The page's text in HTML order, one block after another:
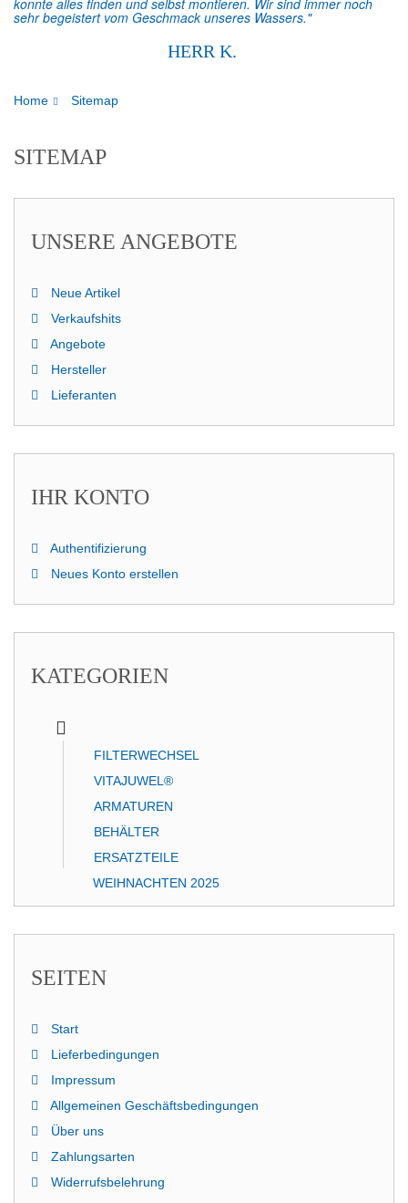
konnte alles finden und selbst montieren. Wir sind immer noch
sehr begeistert vom Geschmack unseres Wassers."
HERR K.
Home Sitemap
SITEMAP
UNSERE ANGEBOTE
Neue Artikel
Verkaufshits
Angebote
Hersteller
Lieferanten
IHR KONTO
Authentifizierung
Neues Konto erstellen
KATEGORIEN
FILTERWECHSEL
VITAJUWEL®
ARMATUREN
BEHÄLTER
ERSATZTEILE
WEIHNACHTEN 2025
SEITEN
Start
Lieferbedingungen
Impressum
Allgemeinen Geschäftsbedingungen
Über uns
Zahlungsarten
Widerrufsbelehrung